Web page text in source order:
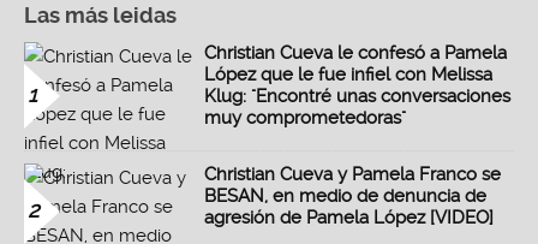
Las más leidas
1
Christian Cueva le confesó a Pamela
López que le fue infiel con Melissa
Klug: "Encontré unas conversaciones
muy comprometedoras"
2
Christian Cueva y Pamela Franco se
BESAN, en medio de denuncia de
agresión de Pamela López [VIDEO]